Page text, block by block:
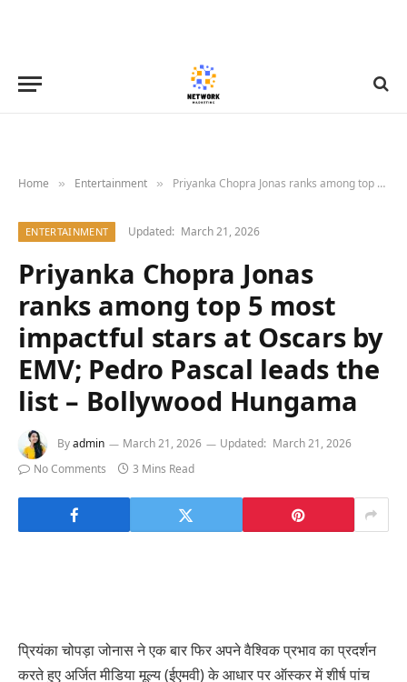
Home » Entertainment » Priyanka Chopra Jonas ranks among top 5 most impactful stars at Oscars by EMV; Pedro Pascal leads the list – Bollywood Hungama
ENTERTAINMENT Updated: March 21, 2026
Priyanka Chopra Jonas
ranks among top 5 most
impactful stars at Oscars by
EMV; Pedro Pascal leads the
list – Bollywood Hungama
Byadmin March 21, 2026 Updated: March 21, 2026
No Comments
3 Mins Read
प्रियंका चोपड़ा जोनास ने एक बार फिर अपने वैश्विक प्रभाव का प्रदर्शन
करते हुए अर्जित मीडिया मूल्य (ईएमवी) के आधार पर ऑस्कर में शीर्ष पांच